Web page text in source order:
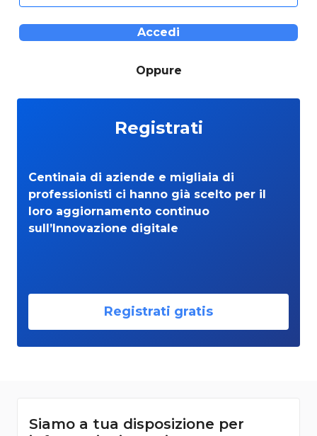
Accedi
Oppure
Registrati
Centinaia di aziende e migliaia di
professionisti ci hanno già scelto per il
loro aggiornamento continuo
sull’Innovazione digitale
Registrati gratis
Siamo a tua disposizione per